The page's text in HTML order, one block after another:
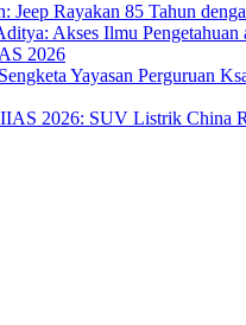
Jeep Rayakan 85 Tahun
Akses Ilmu Pengetahuan
2026
Yayasan Perguruan
2026: SUV Listrik China